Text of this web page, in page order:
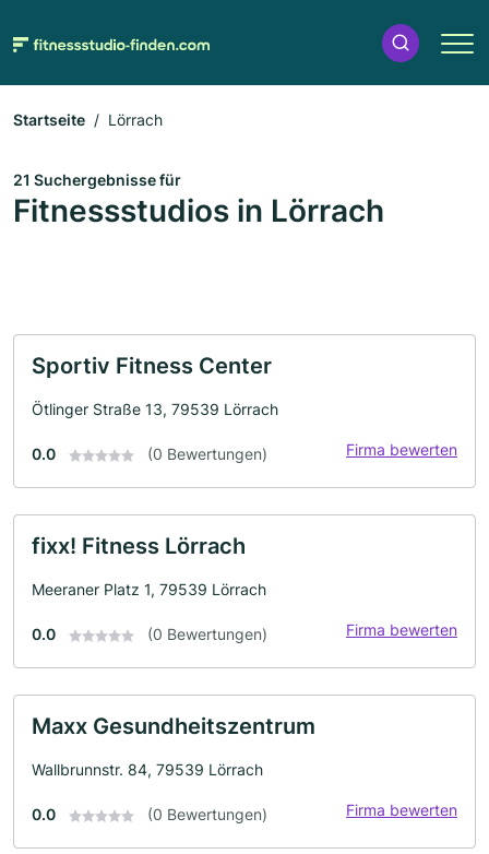
Startseite Lörrach
21 Suchergebnisse für
Fitnessstudios in Lörrach
Sportiv Fitness Center
Ötlinger Straße 13, 79539 Lörrach
0.0 (0 Bewertungen) Firma bewerten
fixx! Fitness Lörrach
Meeraner Platz 1, 79539 Lörrach
0.0 (0 Bewertungen) Firma bewerten
Maxx Gesundheitszentrum
Wallbrunnstr. 84, 79539 Lörrach
0.0 (0 Bewertungen) Firma bewerten